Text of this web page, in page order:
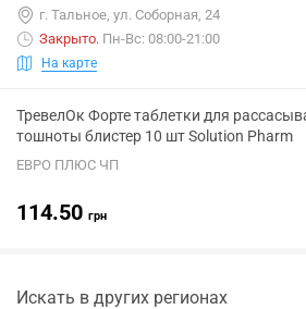
г. Тальное, ул. Соборная, 24
Закрыто. Пн-Вс: 08:00-21:00
На карте
ТревелОк Форте таблетки для
тошноты блистер 10 шт Solution Pharm
ЕВРО ПЛЮС ЧП
114.50 грн
Искать в других регионах